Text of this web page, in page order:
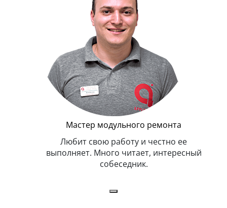
Мастер модульного ремонта
Любит свою работу и честно ее
выполняет. Много читает, интересный
собеседник.